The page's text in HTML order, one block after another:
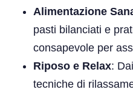
Alimentazione
pasti bilanciati e
consapevole per
Riposo e Relax:
tecniche di